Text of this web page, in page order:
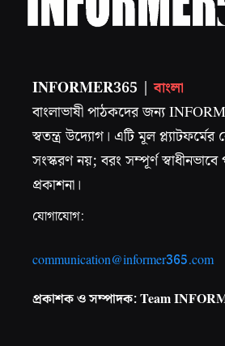
INFORMER365 |বাংলা
বাংলাভাষী পাঠকদের জন্য
স্বতন্ত্র উদ্যোগ। এটি মূল
সংস্করণ নয়; বরং সম্পূর্ণ
প্রকাশনা।
যোগাযোগ:
communication@informer365.com
প্রকাশক ও সম্পাদক: Team